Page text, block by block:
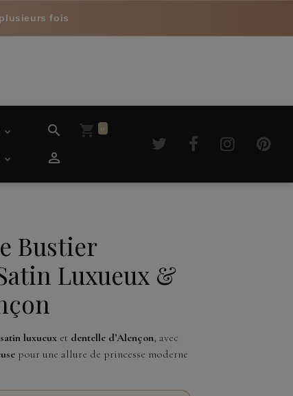
fois
0
Bustier
Luxueux &
satin luxueux et dentelle d’Alençon, avec
pour une allure de princesse moderne